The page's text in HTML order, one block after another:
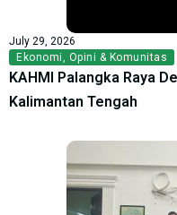
July 29, 2026
Ekonomi, Opini & Komunitas
KAHMI Palangka Raya
Kalimantan Tengah